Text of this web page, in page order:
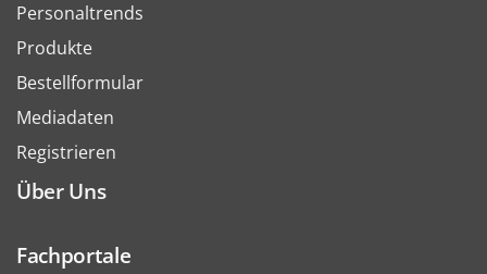
Personaltrends
Produkte
Bestellformular
Mediadaten
Registrieren
Über Uns
Fachportale